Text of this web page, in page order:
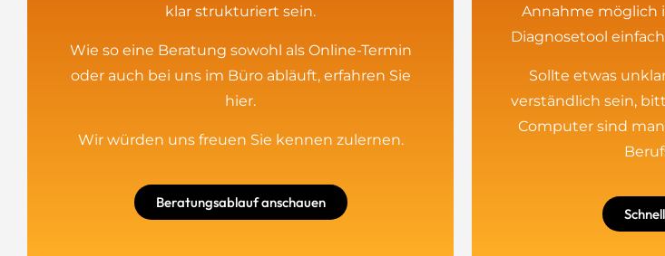
klar strukturiert sein.
Wie so eine Beratung sowohl als Online-Termin
oder auch bei uns im Büro abläuft, erfahren Sie
hier.
Wir würden uns freuen Sie kennen zulernen.
Beratungsablauf anschauen
Annahme möglich
Diagnosetool
Sollte etwas
verständlich sein,
Computer sind